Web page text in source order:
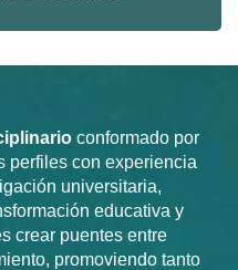
conformado por
perfiles con experiencia
universitaria,
educativa y
crear puentes entre
promoviendo tanto